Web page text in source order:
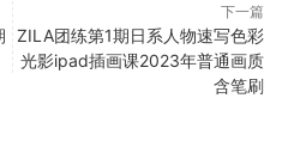
下一篇
ZILA团练第1期日系人物速写色彩
光影ipad插画课2023年普通画质
含笔刷